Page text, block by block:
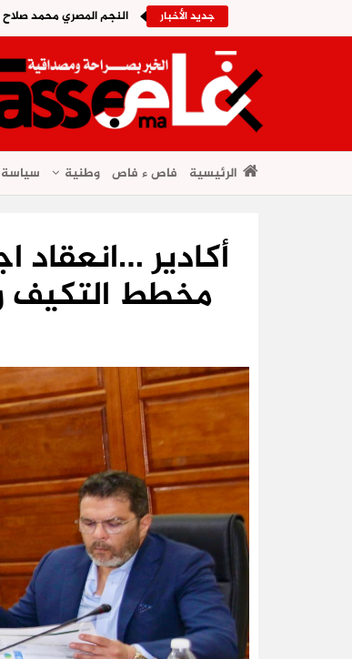
جديد الأخبار النجم المصري محمد
الرئيسية فاص ء فاص وطنية سياسة
أكادير
مخطط التكيف